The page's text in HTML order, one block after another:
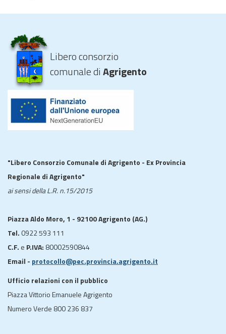
Libero consorzio
comunale diAgrigento
"Libero Consorzio Comunale di Agrigento - Ex Provincia
Regionale di Agrigento"
ai sensi della L.R. n.15/2015
Piazza Aldo Moro, 1 - 92100 Agrigento (AG.)
Tel. 0922 593 111
C.F. e P.IVA: 80002590844
Email - protocollo@pec.provincia.agrigento.it
Ufficio relazioni con il pubblico
Piazza Vittorio Emanuele Agrigento
Numero Verde 800 236 837